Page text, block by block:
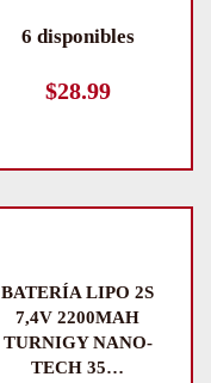
6 disponibles
$28.99
BATERÍA LIPO 2S
7,4V 2200MAH
TURNIGY NANO-
TECH 35…